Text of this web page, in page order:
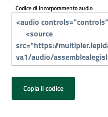
Per
cittadini
Codice di incorporamento audio
Copia il codice